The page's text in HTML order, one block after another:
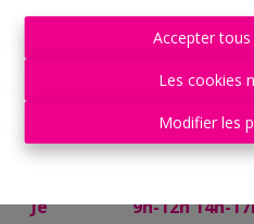
Accepter
Les cookies
Modifier les
14h-17h
Ma
9h-12h 14h-
Je
9h-12h 14h-